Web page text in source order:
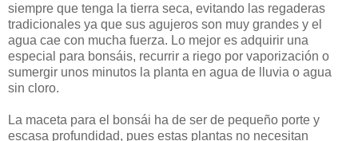
siempre que tenga la tierra seca, evitando las regaderas
tradicionales ya que sus agujeros son muy grandes y el
agua cae con mucha fuerza. Lo mejor es adquirir una
especial para bonsáis, recurrir a riego por vaporización o
sumergir unos minutos la planta en agua de lluvia o agua
sin cloro.
La maceta para el bonsái ha de ser de pequeño porte y
escasa profundidad, pues estas plantas no necesitan